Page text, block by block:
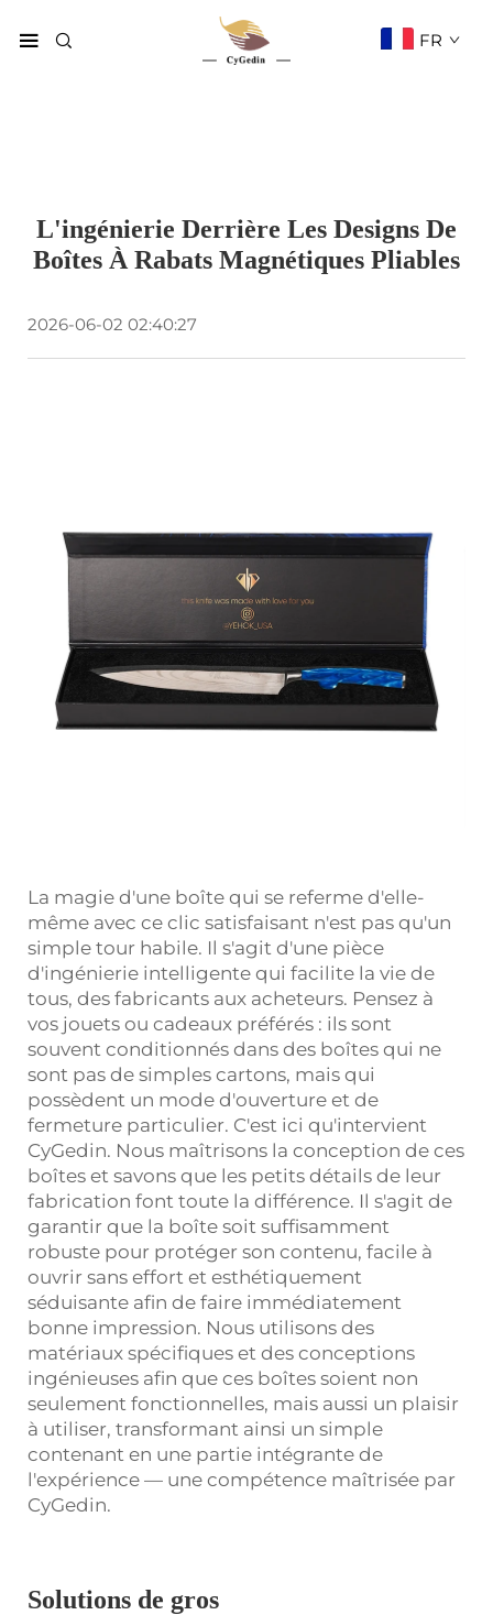
FR
L'ingénierie Derrière Les Designs De
Boîtes À Rabats Magnétiques Pliables
2026-06-02 02:40:27
La magie d'une boîte qui se referme d'elle-
même avec ce clic satisfaisant n'est pas qu'un
simple tour habile. Il s'agit d'une pièce
d'ingénierie intelligente qui facilite la vie de
tous, des fabricants aux acheteurs. Pensez à
vos jouets ou cadeaux préférés : ils sont
souvent conditionnés dans des boîtes qui ne
sont pas de simples cartons, mais qui
possèdent un mode d'ouverture et de
fermeture particulier. C'est ici qu'intervient
CyGedin. Nous maîtrisons la conception de ces
boîtes et savons que les petits détails de leur
fabrication font toute la différence. Il s'agit de
garantir que la boîte soit suffisamment
robuste pour protéger son contenu, facile à
ouvrir sans effort et esthétiquement
séduisante afin de faire immédiatement
bonne impression. Nous utilisons des
matériaux spécifiques et des conceptions
ingénieuses afin que ces boîtes soient non
seulement fonctionnelles, mais aussi un plaisir
à utiliser, transformant ainsi un simple
contenant en une partie intégrante de
l'expérience — une compétence maîtrisée par
CyGedin.
Solutions de gros